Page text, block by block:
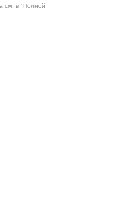
см. в "Полной